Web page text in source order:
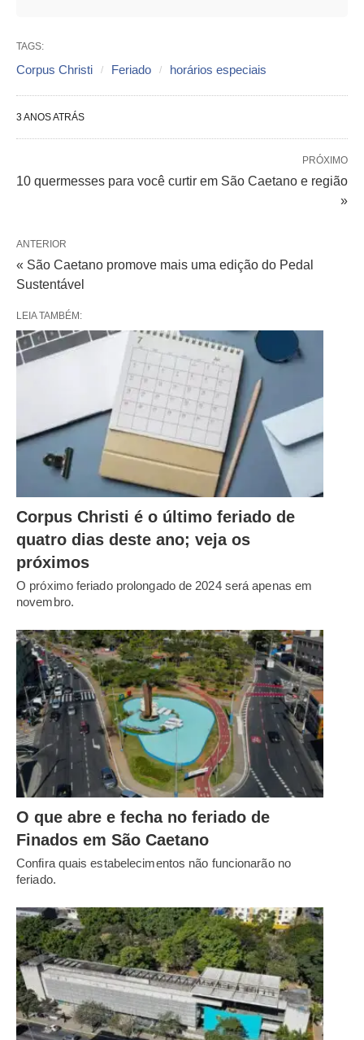
TAGS:
Corpus Christi Feriado horários especiais
3 ANOS ATRÁS
PRÓXIMO
10 quermesses para você curtir em São Caetano e região
»
ANTERIOR
« São Caetano promove mais uma edição do Pedal
Sustentável
LEIA TAMBÉM:
Corpus Christi é o último feriado de
quatro dias deste ano; veja os
próximos
O próximo feriado prolongado de 2024 será apenas em
novembro.
O que abre e fecha no feriado de
Finados em São Caetano
Confira quais estabelecimentos não funcionarão no
feriado.